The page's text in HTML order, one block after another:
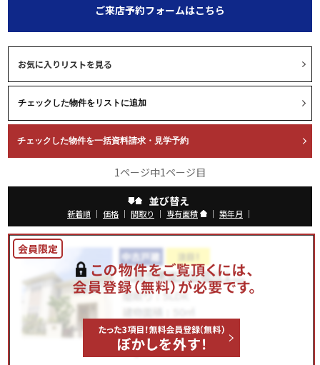
ご来店予約フォームはこちら
お気に入りリストを見る
1ページ中1ページ目
並び替え
新着順 ｜ 価格 ｜ 間取り ｜ 専有面積 ｜ 築年月 ｜